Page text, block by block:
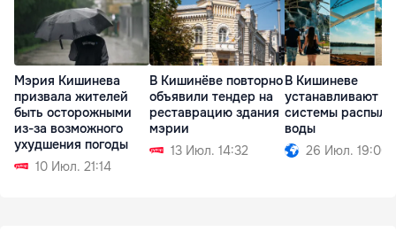
Мэрия Кишинева
призвала жителей
быть осторожными
из-за возможного
ухудшения погоды
10 Июл. 21:14
В Кишинёве повторно
объявили тендер на
реставрацию здания
мэрии
13 Июл. 14:32
В Кишиневе
устанавливают
системы
воды
26 Июл. 19:00